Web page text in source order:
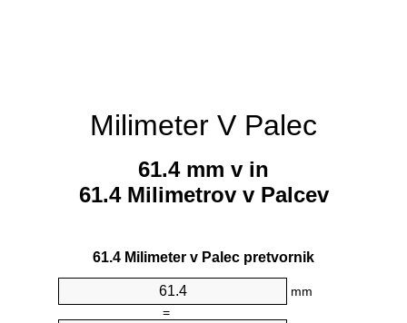
Milimeter V Palec
61.4 mm v in
61.4 Milimetrov v Palcev
61.4 Milimeter v Palec pretvornik
mm
=